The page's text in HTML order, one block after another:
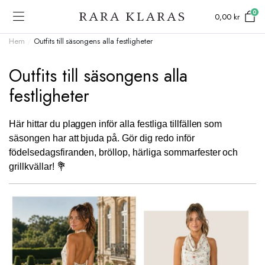
0,00kr 0
Hem Outfits till säsongens alla festligheter
Outfits till säsongens alla
festligheter
Här hittar du plaggen inför alla festliga tillfällen som
säsongen har att bjuda på. Gör dig redo inför
födelsedagsfiranden, bröllop, härliga sommarfester och
grillkvällar! 💐